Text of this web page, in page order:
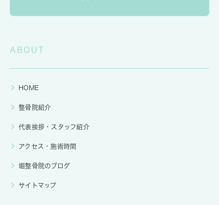
ABOUT
HOME
整骨院紹介
代表挨拶・スタッフ紹介
アクセス・施術時間
堀整骨院のブログ
サイトマップ